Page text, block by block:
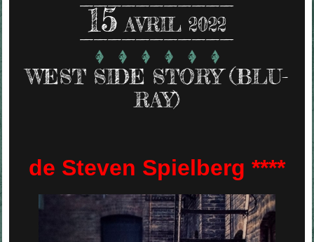
15 AVRIL 2022
WEST SIDE STORY (BLU-
RAY)
de Steven Spielberg ****